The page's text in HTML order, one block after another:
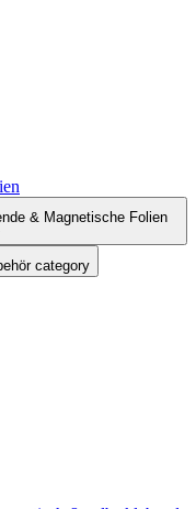
& Magnetische Folien
category